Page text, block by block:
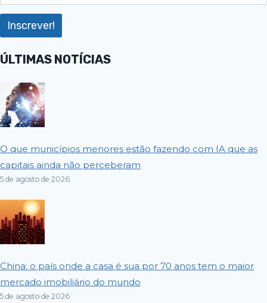
ÚLTIMAS NOTÍCIAS
O que municípios menores estão fazendo com IA que as
capitais ainda não perceberam
5 de agosto de 2026
China: o país onde a casa é sua por 70 anos tem o maior
mercado imobiliário do mundo
5 de agosto de 2026